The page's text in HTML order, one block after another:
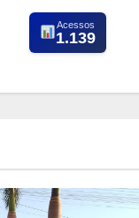
Acessos
1.139